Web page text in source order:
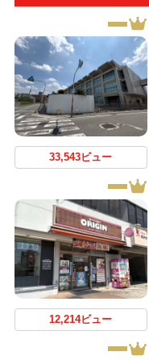
33,543ビュー
12,214ビュー